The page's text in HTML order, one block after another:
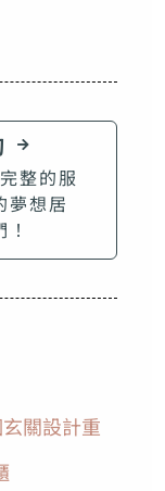
整的服
夢想居
關設計重